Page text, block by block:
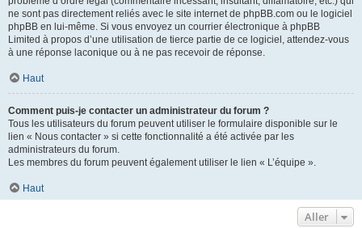
ne sont pas directement reliés avec le site internet de phpBB.com ou le logiciel
phpBB en lui-même. Si vous envoyez un courrier électronique à phpBB
Limited à propos d’une utilisation de tierce partie de ce logiciel, attendez-vous
à une réponse laconique ou à ne pas recevoir de réponse.
Haut
Comment puis-je contacter un administrateur du forum ?
Tous les utilisateurs du forum peuvent utiliser le formulaire disponible sur le
lien « Nous contacter » si cette fonctionnalité a été activée par les
administrateurs du forum.
Les membres du forum peuvent également utiliser le lien « L’équipe ».
Haut
Aller